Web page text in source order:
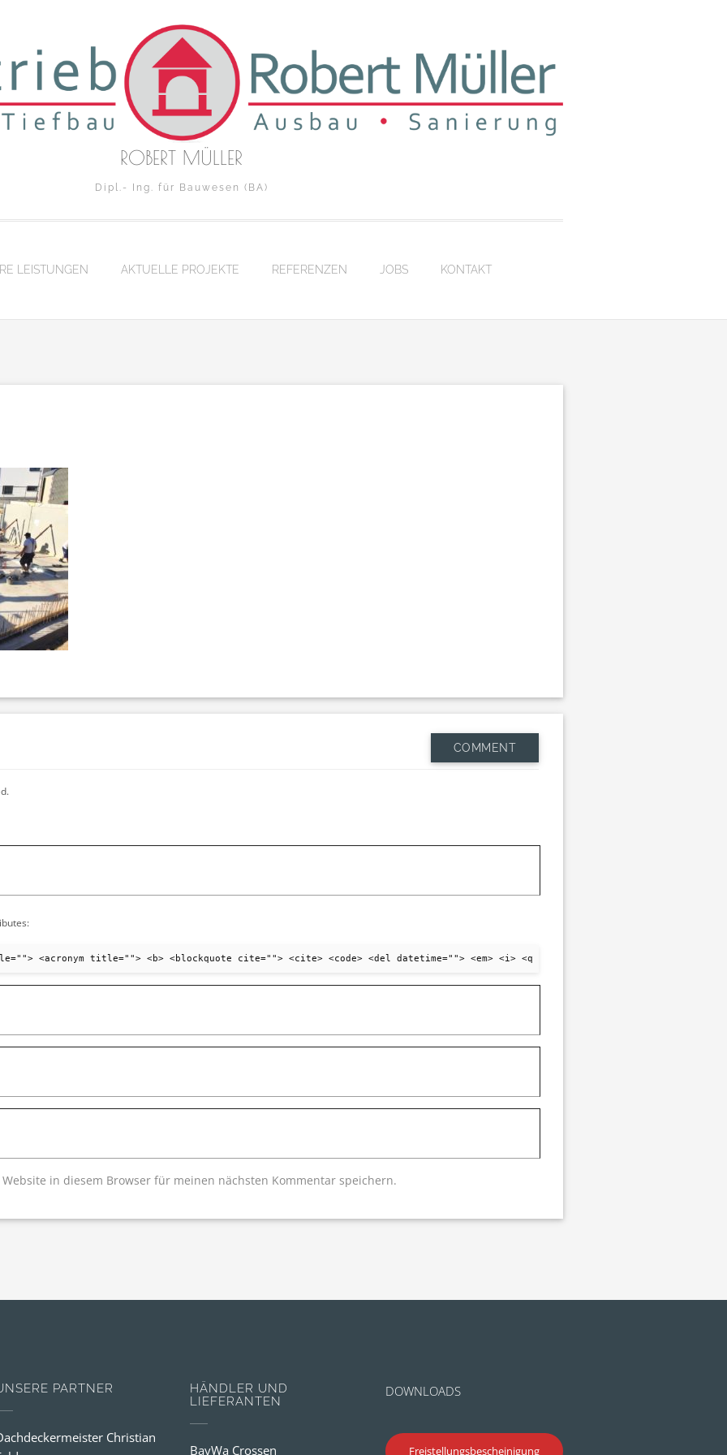
ROBERT MÜLLER
Dipl.- Ing. für Bauwesen (BA)
LEISTUNGEN AKTUELLE PROJEKTE REFERENZEN JOBS KONTAKT
COMMENT
<acronym title=""> <b> <blockquote cite=""> <cite> <code> <del datetime=""> <em> <i> <q cite=""> <strike> <strong>
in diesem Browser für meinen nächsten Kommentar speichern.
PARTNER
Christian
HÄNDLER UND
LIEFERANTEN
BayWa Crossen
DOWNLOADS
Freistellungsbescheinigung